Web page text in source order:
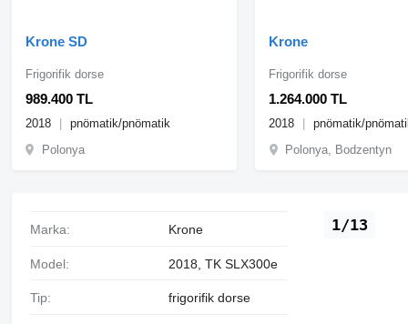
Krone SD
989.400 TL
Frigorifik dorse
2018
pnömatik/pnömatik
Polonya
Krone
1.264.000 TL
Frigorifik dorse
2018
pnömatik/
Polonya, Bodzentyn
1/13
Marka: Krone
Model: 2018, TK SLX300e
Tip: frigorifik dorse